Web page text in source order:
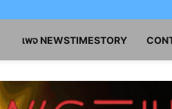
เพจ NEWSTIMESTORY